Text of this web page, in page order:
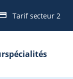
Tarif secteur 2